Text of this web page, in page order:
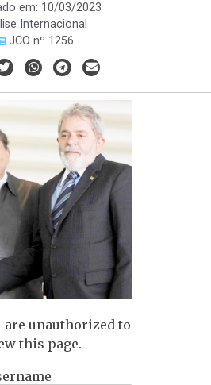
em: 10/03/2023
Internacional
JCO nº 1256
are unauthorized to
this page.